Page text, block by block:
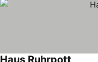
Haus Ruhrpott